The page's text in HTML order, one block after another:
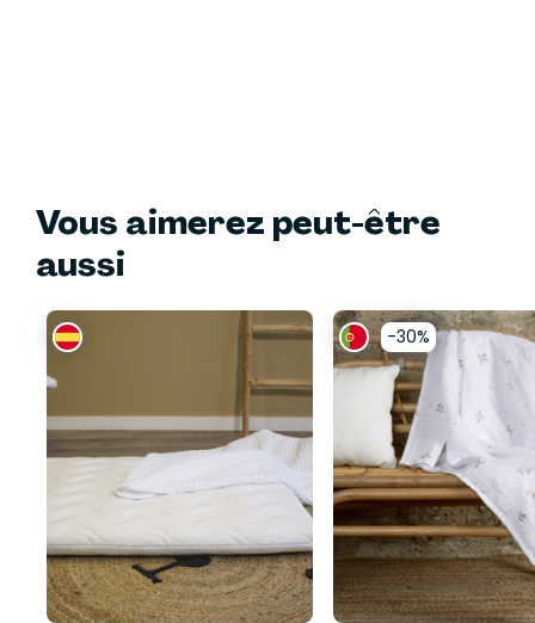
Vous aimerez peut-être
aussi
-30%